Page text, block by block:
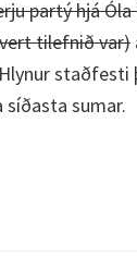
partý hjá
tilefnið var)
staðfesti
sumar.